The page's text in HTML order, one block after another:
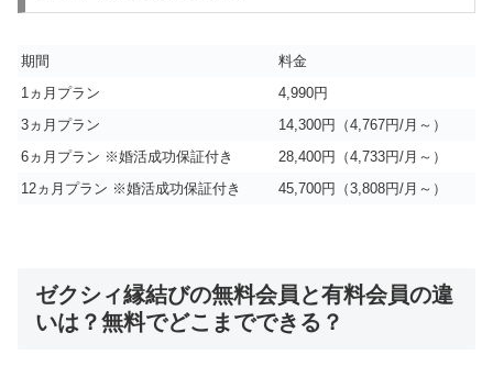
期間
料金
1ヵ月プラン
4,990円
3ヵ月プラン
14,300円（4,767円/月～）
6ヵ月プラン ※婚活成功保証付き
28,400円（4,733円/月～）
12ヵ月プラン ※婚活成功保証付き
45,700円（3,808円/月～）
ゼクシィ縁結びの無料会員と有料会員の違
いは？無料でどこまでできる？